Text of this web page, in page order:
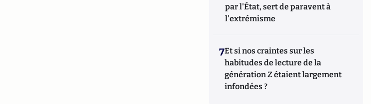
par l'État, sert de paravent à
l'extrémisme
7Et si nos craintes sur les
habitudes de lecture de la
génération Z étaient largement
infondées ?